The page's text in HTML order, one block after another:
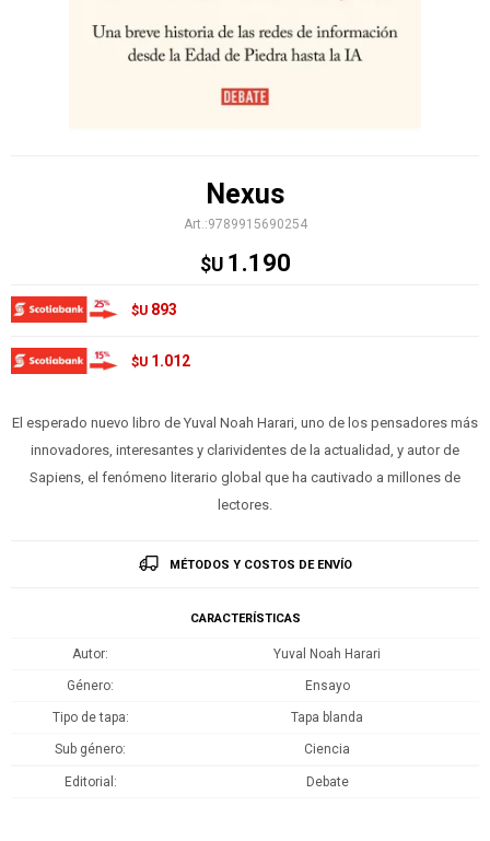
Nexus
9789915690254
$U 1.190
$U 893
$U 1.012
El esperado nuevo libro de Yuval Noah Harari, uno de los pensadores más
innovadores, interesantes y clarividentes de la actualidad, y autor de
Sapiens, el fenómeno literario global que ha cautivado a millones de
lectores.
MÉTODOS Y COSTOS DE ENVÍO
CARACTERÍSTICAS
Autor Yuval Noah Harari
Género Ensayo
Tipo de tapa Tapa blanda
Sub género Ciencia
Editorial Debate